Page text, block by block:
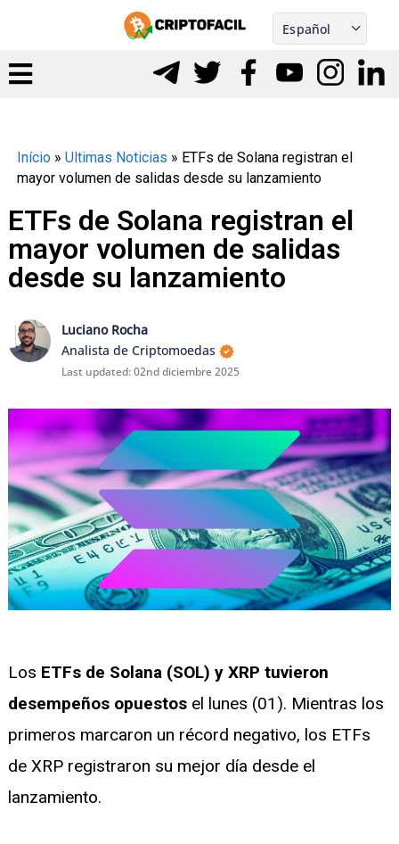
content
Español
Português
Início» Ultimas Noticias » ETFs de Solana registran el
mayor volumen de salidas desde su lanzamiento
ETFs de Solana registran el
mayor volumen de salidas
desde su lanzamiento
Luciano Rocha
Analista de Criptomoedas
Last updated:02nd diciembre 2025
Los ETFs de Solana (SOL) y XRP tuvieron
desempeños opuestosel lunes (01). Mientras los
primeros marcaron un récord negativo, los ETFs
de XRP registraron su mejor día desde el
lanzamiento.